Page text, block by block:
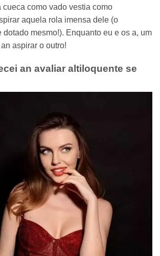
cueca como vado vestia como
aquela rola imensa dele (o
dotado mesmo!). Enquanto eu e os a, um
aspirar o outro!
an avaliar altiloquente se